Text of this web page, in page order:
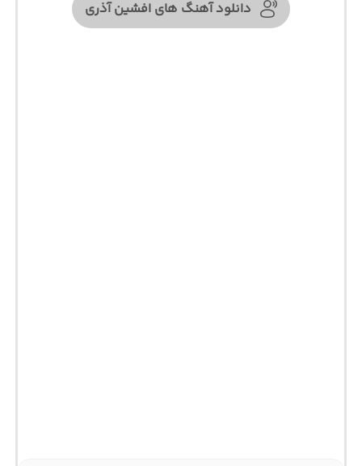
دانلود آهنگ های افشین آذری